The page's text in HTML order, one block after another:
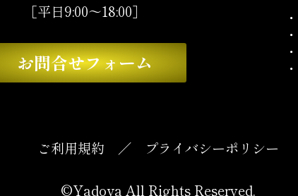
［平日9:00～18:00］
お問合せフォーム
・
・
・
・
ご利用規約 ／ プライバシーポリシー
©Yadoya All Rights Reserved.